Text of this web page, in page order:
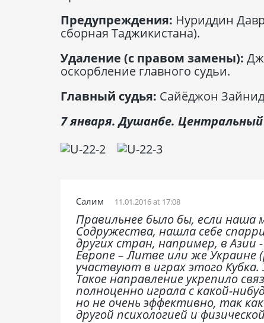
Предупреждения: Нуриддин
сборная Таджикистана).
Удаление (с правом замены):
оскорбление главного судьи.
Главный судья: Сайёджон
7 января. Душанбе.
Салим 11.01.2016 at 17:08
Правильнее было бы, если наша
Содружества, нашла себе
других стран, например, в
Европе – Литве или же Украине
участвуют в играх этого
Такое направление укрепило
полноценно играла с какой-
но не очень эффективно, так
другой психологией и